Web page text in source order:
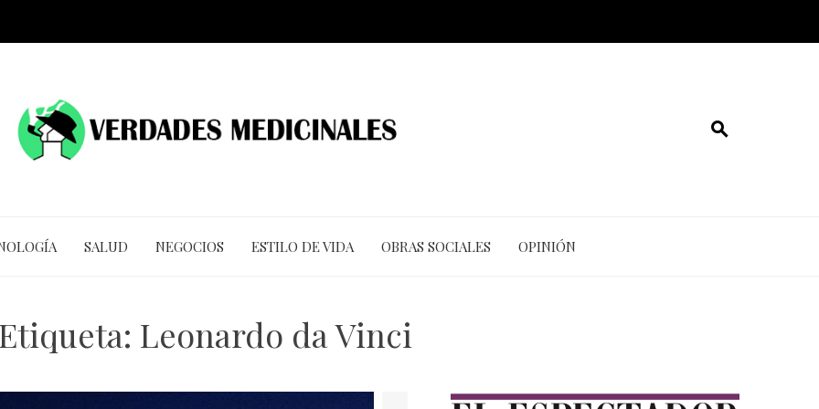
SALUD NEGOCIOS ESTILO DE VIDA OBRAS SOCIALES OPINIÓN
Etiqueta: Leonardo da Vinci